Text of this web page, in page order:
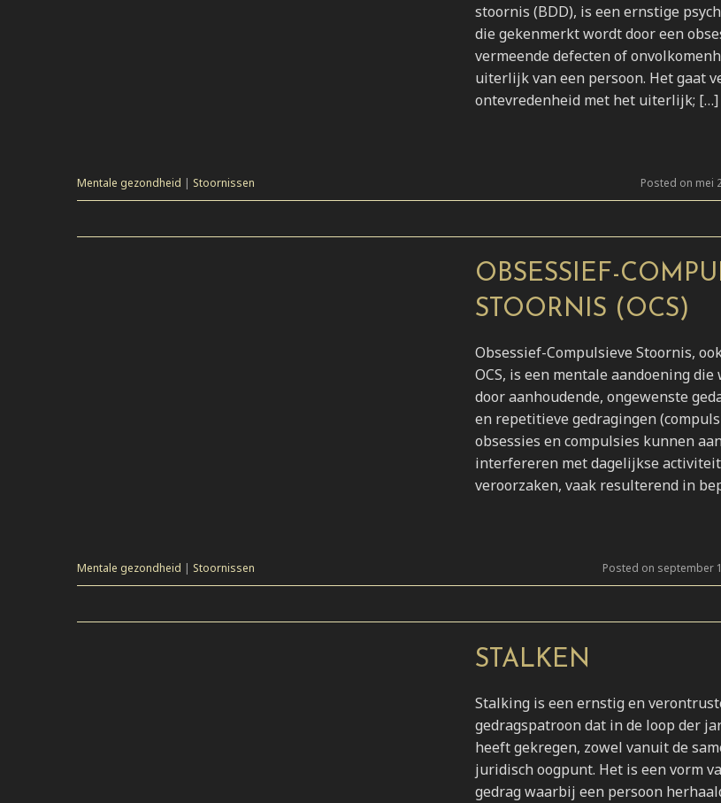
stoornis (BDD), is een ernstige
die gekenmerkt wordt door een
vermeende defecten of
uiterlijk van een persoon. Het gaat
ontevredenheid met het uiterlijk; […]
Mentale gezondheid | Stoornissen Posted on mei
OBSESSIEF-
STOORNIS (OCS)
Obsessief-Compulsieve Stoornis,
OCS, is een mentale aandoening
door aanhoudende, ongewenste
en repetitieve gedragingen
obsessies en compulsies kunnen
interfereren met dagelijkse
veroorzaken, vaak resulterend in
Mentale gezondheid | Stoornissen Posted on september
STALKEN
Stalking is een ernstig en
gedragspatroon dat in de loop der
heeft gekregen, zowel vanuit de
juridisch oogpunt. Het is een vorm
gedrag waarbij een persoon